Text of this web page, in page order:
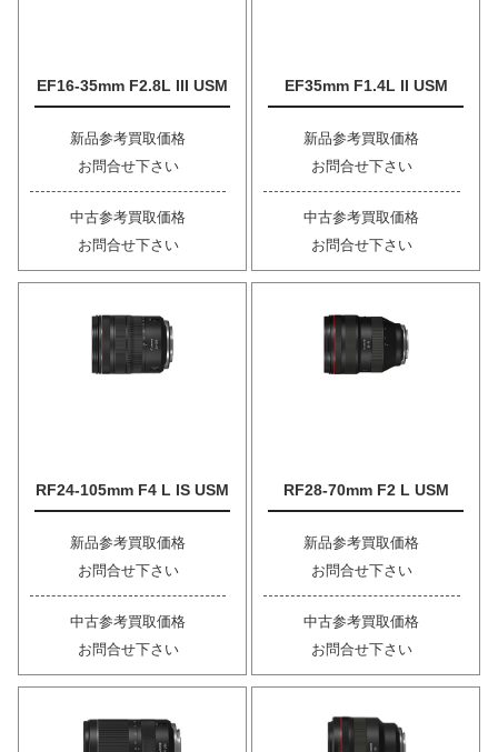
EF16-35mm F2.8L III USM
新品参考買取価格
お問合せ下さい
中古参考買取価格
お問合せ下さい
EF35mm F1.4L II USM
新品参考買取価格
お問合せ下さい
中古参考買取価格
お問合せ下さい
RF24-105mm F4 L IS USM
新品参考買取価格
お問合せ下さい
中古参考買取価格
お問合せ下さい
RF28-70mm F2 L USM
新品参考買取価格
お問合せ下さい
中古参考買取価格
お問合せ下さい